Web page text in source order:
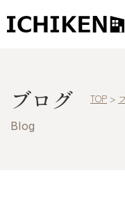
ブログ
ブログ
Blog
TOP >